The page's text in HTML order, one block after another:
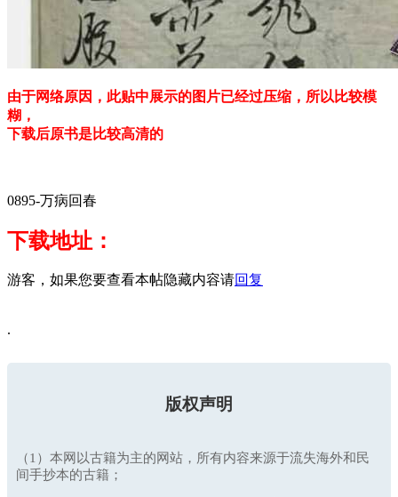
由于网络原因，此贴中展示的图片已经过压缩，所以比较模
糊，
下载后原书是比较高清的
0895-万病回春
下载地址：
游客，如果您要查看本帖隐藏内容请回复
.
版权声明
（1）本网以古籍为主的网站，所有内容来源于流失海外和民
间手抄本的古籍；